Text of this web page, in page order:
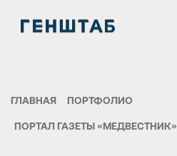
ГЛАВНАЯ ПОРТФОЛИО
ПОРТАЛ ГАЗЕТЫ «МЕДВЕСТНИК»